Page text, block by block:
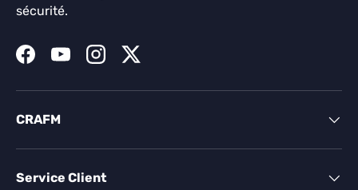
sécurité.
FacebookYouTubeInstagramTwitter
CRAFM
Service Client